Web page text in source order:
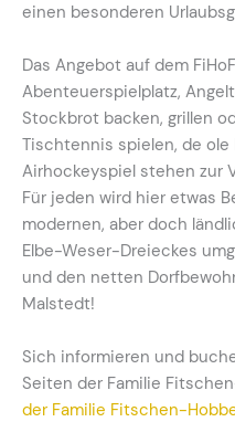
einen besonderen
Das Angebot auf dem
Abenteuerspielplatz,
Stockbrot backen, grillen
Tischtennis spielen, de ole
Airhockeyspiel stehen zur
Für jeden wird hier etwas
modernen, aber doch
Elbe-Weser-Dreieckes
und den netten
Malstedt!
Sich informieren und
Seiten der Familie
der Familie Fitschen-